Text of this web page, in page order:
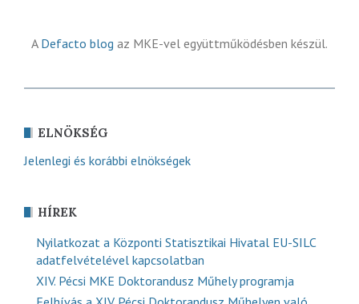
A Defacto blog az MKE-vel együttműködésben készül.
ELNÖKSÉG
Jelenlegi és korábbi elnökségek
HÍREK
Nyilatkozat a Központi Statisztikai Hivatal EU-SILC
adatfelvételével kapcsolatban
XIV. Pécsi MKE Doktorandusz Műhely programja